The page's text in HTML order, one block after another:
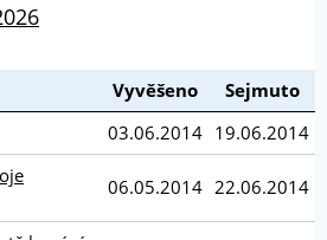
Vyvěšeno
Sejmuto
03.06.2014 19.06.2014
06.05.2014 22.06.2014